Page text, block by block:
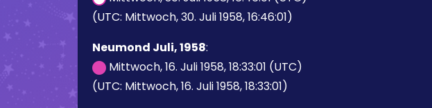
(UTC: Mittwoch, 30. Juli 1958, 16:46:01)
Neumond Juli, 1958:
Mittwoch, 16. Juli 1958, 18:33:01 (UTC)
(UTC: Mittwoch, 16. Juli 1958, 18:33:01)